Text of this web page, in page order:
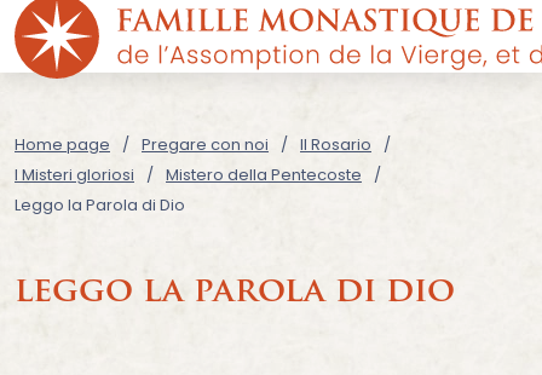
Home page Pregare con noi
Il Rosario
I Misteri gloriosi
Mistero della Pentecoste
Leggo la Parola di Dio
leggo la parola di dio